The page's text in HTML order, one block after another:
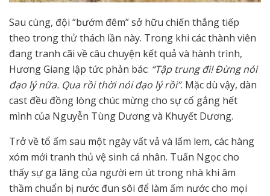
Sau cùng, đội “bướm đêm” sở hữu chiến thắng tiếp
theo trong thử thách lần này. Trong khi các thành viên
đang tranh cãi về câu chuyện kết quả và hành trình,
Hương Giang lập tức phản bác: “Tập trung đi! Đừng nói
đạo lý nữa. Qua rồi thời nói đạo lý rồi”. Mặc dù vậy, dàn
cast đều đồng lòng chúc mừng cho sự cố gắng hết
mình của Nguyễn Tùng Dương và Khuyết Dương.
Trở về tổ ấm sau một ngày vất vả và lấm lem, các hàng
xóm mới tranh thủ vệ sinh cá nhân. Tuấn Ngọc cho
thấy sự ga lăng của người em út trong nhà khi âm
thầm chuẩn bị nước đun sôi để làm ấm nước cho mọi